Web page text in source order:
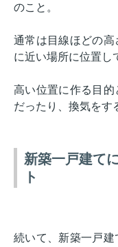
のこと。
通常は目線ほどの
に近い場所に位置し
高い位置に作る目
だったり、換気をす
新築一戸建て
ト
続いて、新築一戸